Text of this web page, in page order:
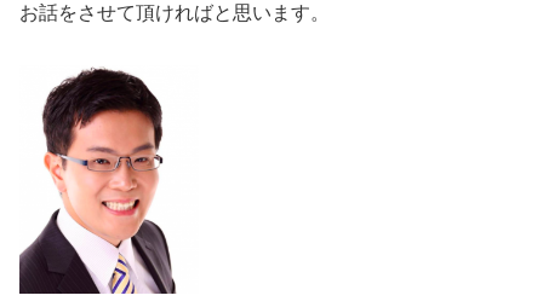
お話をさせて頂ければと思います。